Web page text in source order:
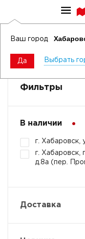
Ваш город
Да Выбрать
Ведра ПП
Фильтры
В наличии
г. Хабаровск,
г. Хабаровск,
д.8а (пер.
Доставка